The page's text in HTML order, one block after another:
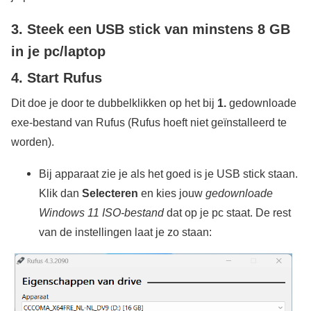
3. Steek een USB stick van minstens 8 GB
in je pc/laptop
4. Start Rufus
Dit doe je door te dubbelklikken op het bij 1.gedownloade
exe-bestand van Rufus (Rufus hoeft niet geïnstalleerd te
worden).
Bij apparaat zie je als het goed is je USB stick staan.
Klik dan Selecteren en kies jouw gedownloade
Windows 11 ISO-bestanddat op je pc staat. De rest
van de instellingen laat je zo staan: